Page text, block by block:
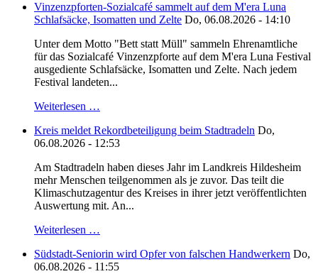
Vinzenzpforten-Sozialcafé sammelt auf dem M'era Luna
Schlafsäcke, Isomatten und Zelte Do, 06.08.2026 - 14:10
Unter dem Motto "Bett statt Müll" sammeln Ehrenamtliche
für das Sozialcafé Vinzenzpforte auf dem M'era Luna Festival
ausgediente Schlafsäcke, Isomatten und Zelte. Nach jedem
Festival landeten...
Weiterlesen …
Kreis meldet Rekordbeteiligung beim Stadtradeln Do,
06.08.2026 - 12:53
Am Stadtradeln haben dieses Jahr im Landkreis Hildesheim
mehr Menschen teilgenommen als je zuvor. Das teilt die
Klimaschutzagentur des Kreises in ihrer jetzt veröffentlichten
Auswertung mit. An...
Weiterlesen …
Südstadt-Seniorin wird Opfer von falschen Handwerkern Do,
06.08.2026 - 11:55